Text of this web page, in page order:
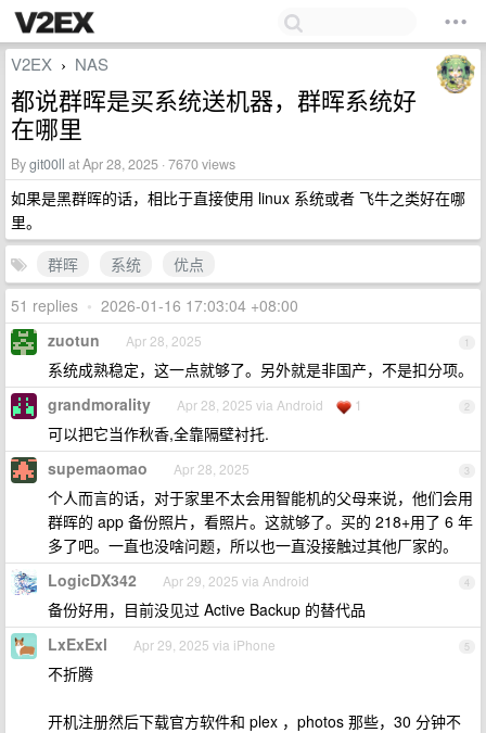
V2EX › NAS
都说群晖是买系统送机器，群晖系统好
在哪里
Bygit00ll at Apr 28, 2025 · 7670 views
如果是黑群晖的话，相比于直接使用 linux 系统或者 飞牛之类好在哪
里。
群晖
系统
优点
51 replies • 2026-01-16 17:03:04 +08:00
1
zuotun Apr 28, 2025
系统成熟稳定，这一点就够了。另外就是非国产，不是扣分项。
2
grandmorality Apr 28, 2025 via Android 1
可以把它当作秋香,全靠隔壁衬托.
3
supemaomao Apr 28, 2025
个人而言的话，对于家里不太会用智能机的父母来说，他们会用
群晖的 app 备份照片，看照片。这就够了。买的 218+用了 6 年
多了吧。一直也没啥问题，所以也一直没接触过其他厂家的。
4
LogicDX342 Apr 29, 2025 via Android
备份好用，目前没见过 Active Backup 的替代品
5
LxExExl Apr 29, 2025 via iPhone
不折腾
开机注册然后下载官方软件和 plex ，photos 那些，30 分钟不